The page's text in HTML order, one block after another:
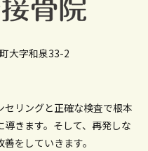
大字和泉33-2
リングと正確な検査で根本
きます。そして、再発しな
をしていきます。